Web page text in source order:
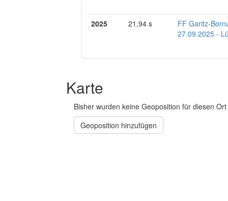
2025 21,94 s
FF Garitz-
27.09.2025 -
Karte
Bisher wurden keine Geoposition für diesen
Geoposition hinzufügen